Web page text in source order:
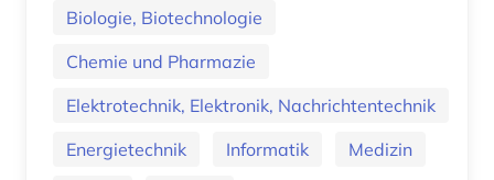
Biologie, Biotechnologie
Chemie und Pharmazie
Elektrotechnik, Elektronik, Nachrichtentechnik
Energietechnik
Informatik
Medizin